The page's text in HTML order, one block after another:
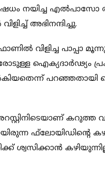
നയിച്ച
അഭിനന്ദിച്ചു.
വിളിച്ച പാപ്പാ മൂന്നു
ഐക്യദാര്‍ഢ്യം
പറഞ്ഞതായി
കറുത്ത
ഫ്‌ലോയിഡിന്റെ
ശ്വസിക്കാന്‍